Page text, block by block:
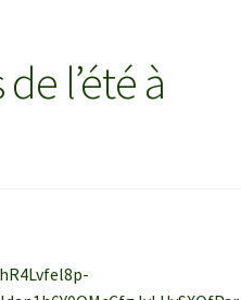
l’été à